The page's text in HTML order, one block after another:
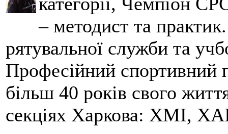
– методист та
рятувальної служби та
Професійний спортивний
більш 40 років свого
секціях Харкова: ХМІ,